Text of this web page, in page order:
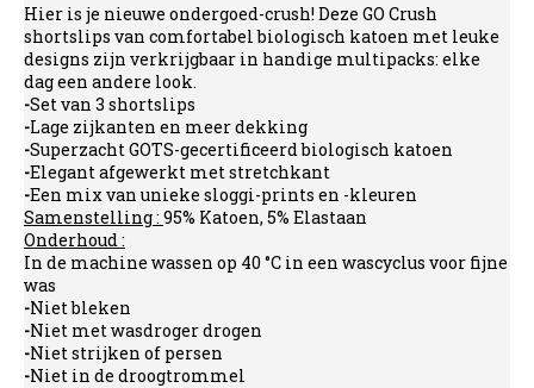
Hier is je nieuwe ondergoed-crush! Deze GO Crush
shortslips van comfortabel biologisch katoen met leuke
designs zijn verkrijgbaar in handige multipacks: elke
dag een andere look.
-Set van 3 shortslips
-Lage zijkanten en meer dekking
-Superzacht GOTS-gecertificeerd biologisch katoen
-Elegant afgewerkt met stretchkant
-Een mix van unieke sloggi-prints en -kleuren
Samenstelling : 95% Katoen, 5% Elastaan
Onderhoud :
In de machine wassen op 40 °C in een wascyclus voor fijne
was
-Niet bleken
-Niet met wasdroger drogen
-Niet strijken of persen
-Niet in de droogtrommel